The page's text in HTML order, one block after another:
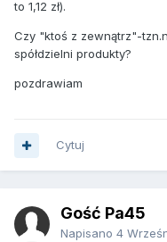
to 1,12 zł).
Czy "ktoś z zewnątrz"-
spółdzielni produkty?
pozdrawiam
Cytuj
Gość Pa45
Napisano 4